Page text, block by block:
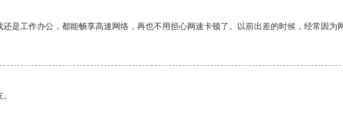
是工作办公，都能畅享高速网络，再也不用担心网速卡顿了。以前出差的时候，经常因为